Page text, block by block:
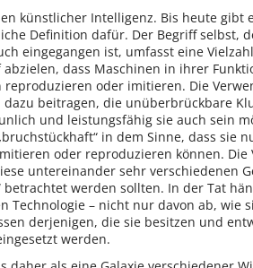
künstlicher Intelligenz. Bis heute gibt
Definition dafür. Der Begriff selbst,
eingegangen ist, umfasst eine
dass Maschinen in ihrer
reproduzieren oder imitieren. Die
dazu beitragen, die unüberbrückbare
und leistungsfähig sie auch sein
in dem Sinne, dass sie
oder reproduzieren können. Die
untereinander sehr verschiedenen
betrachtet werden sollten. In der Tat
Technologie – nicht nur davon ab, wie
derjenigen, die sie besitzen und
werden.